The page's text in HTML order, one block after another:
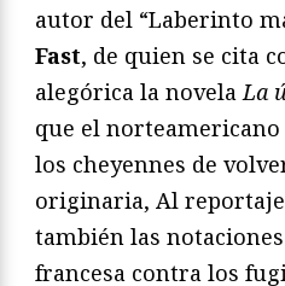
autor del “Laberinto
Fast, de quien se cita
alegórica la novelaLa
que el
los cheyennes de
originaria, Al
también las
francesa contra los